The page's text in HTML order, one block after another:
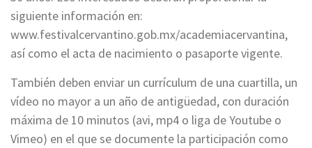
siguiente información en:
www.festivalcervantino.gob.mx/academiacervantina,
así como el acta de nacimiento o pasaporte vigente.
También deben enviar un currículum de una cuartilla, un
vídeo no mayor a un año de antigüedad, con duración
máxima de 10 minutos (avi, mp4 o liga de Youtube o
Vimeo) en el que se documente la participación como